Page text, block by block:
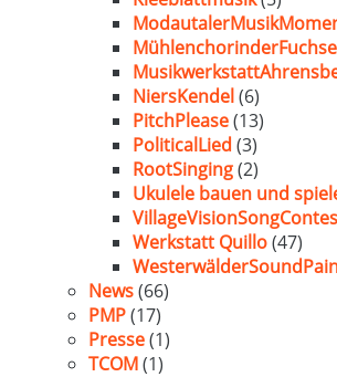
NiersKendel(6)
PitchPlease(13)
PoliticalLied (3)
RootSinging(2)
Ukulele bauen und
Werkstatt Quillo(47)
News(66)
PMP(17)
Presse(1)
TCOM(1)